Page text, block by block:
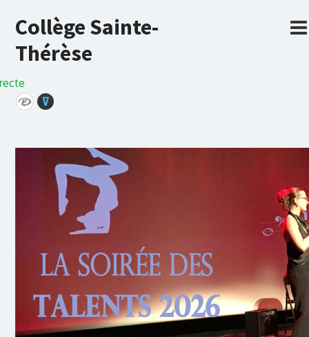
Collège Sainte-
Thérèse
⊽